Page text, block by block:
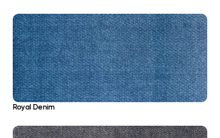
Royal Denim